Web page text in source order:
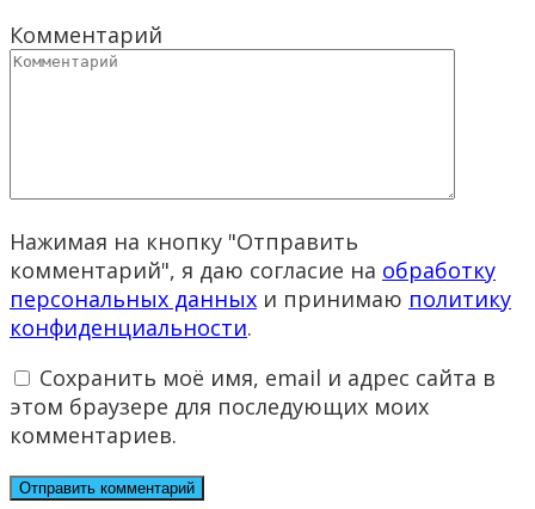
Комментарий
Нажимая на кнопку "Отправить
комментарий", я даю согласие на обработку
персональных данных и принимаю политику
конфиденциальности.
Сохранить моё имя, email и адрес сайта в
этом браузере для последующих моих
комментариев.